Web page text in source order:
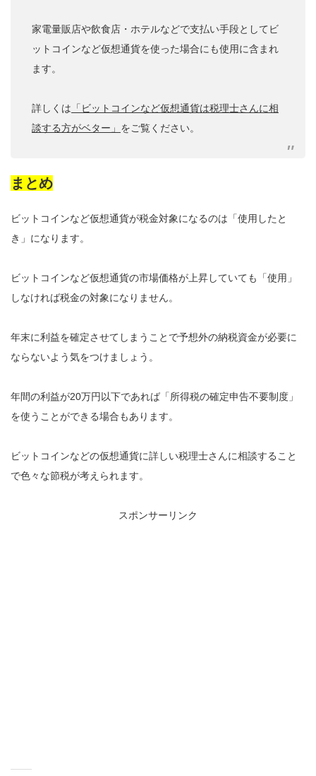
家電量販店や飲食店・ホテルなどで支払い手段としてビ
ットコインなど仮想通貨を使った場合にも使用に含まれ
ます。
詳しくは 「ビットコインなど仮想通貨は税理士さんに相
談する方がベター」 をご覧ください。
まとめ
ビットコインなど仮想通貨が税金対象になるのは「使用したと
き」になります。
ビットコインなど仮想通貨の市場価格が上昇していても「使用」
しなければ税金の対象になりません。
年末に利益を確定させてしまうことで予想外の納税資金が必要に
ならないよう気をつけましょう。
年間の利益が20万円以下であれば「所得税の確定申告不要制度」
を使うことができる場合もあります。
ビットコインなどの仮想通貨に詳しい税理士さんに相談すること
で色々な節税が考えられます。
スポンサーリンク